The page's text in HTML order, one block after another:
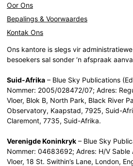
Oor Ons
Bepalings & Voorwaardes
Kontak Ons
Ons kantore is slegs vir
besoekers sal sonder ‘n afspraak
Suid-Afrika – Blue Sky Publications
Nommer: 2005/028472/07; Adres:
Vloer, Blok B, North Park, Black River
Observatory, Kaapstad, 7925, Suid-
Claremont, 7735, Suid-Afrika.
Verenigde Koninkryk – Blue Sky
Nommer: 04683692; Adres: H/V
Vloer, 18 St. Swithin’s Lane, London,